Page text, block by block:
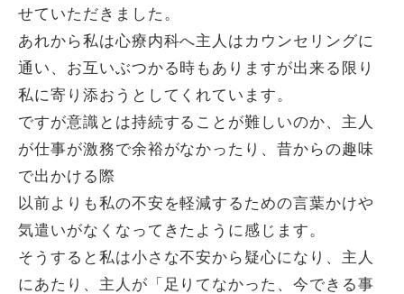
せていただきました。
あれから私は心療内科へ主人はカウンセリングに
通い、お互いぶつかる時もありますが出来る限り
私に寄り添おうとしてくれています。
ですが意識とは持続することが難しいのか、主人
が仕事が激務で余裕がなかったり、昔からの趣味
で出かける際
以前よりも私の不安を軽減するための言葉かけや
気遣いがなくなってきたように感じます。
そうすると私は小さな不安から疑心になり、主人
にあたり、主人が「足りてなかった、今できる事